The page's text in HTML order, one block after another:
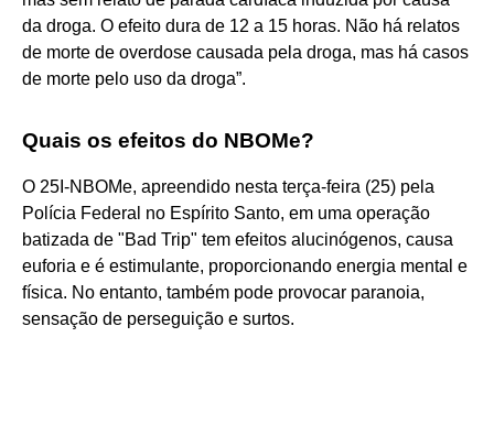
da droga. O efeito dura de 12 a 15 horas. Não há relatos
de morte de overdose causada pela droga, mas há casos
de morte pelo uso da droga”.
Quais os efeitos do NBOMe?
O 25I-NBOMe, apreendido nesta terça-feira (25) pela
Polícia Federal no Espírito Santo, em uma operação
batizada de "Bad Trip" tem efeitos alucinógenos, causa
euforia e é estimulante, proporcionando energia mental e
física. No entanto, também pode provocar paranoia,
sensação de perseguição e surtos.